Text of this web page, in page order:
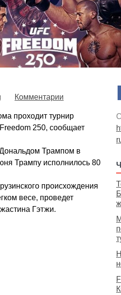
Комментарии
проходит турнир
250, сообщает
Трампом в
Трампу исполнилось 80
происхождения
весе, проведет
Гэтжи.